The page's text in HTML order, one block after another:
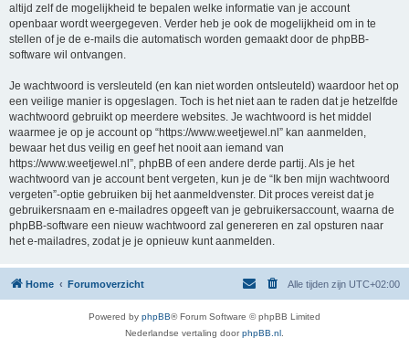
altijd zelf de mogelijkheid te bepalen welke informatie van je account
openbaar wordt weergegeven. Verder heb je ook de mogelijkheid om in te
stellen of je de e-mails die automatisch worden gemaakt door de phpBB-
software wil ontvangen.
Je wachtwoord is versleuteld (en kan niet worden ontsleuteld) waardoor het op
een veilige manier is opgeslagen. Toch is het niet aan te raden dat je hetzelfde
wachtwoord gebruikt op meerdere websites. Je wachtwoord is het middel
waarmee je op je account op “https://www.weetjewel.nl” kan aanmelden,
bewaar het dus veilig en geef het nooit aan iemand van
https://www.weetjewel.nl”, phpBB of een andere derde partij. Als je het
wachtwoord van je account bent vergeten, kun je de “Ik ben mijn wachtwoord
vergeten”-optie gebruiken bij het aanmeldvenster. Dit proces vereist dat je
gebruikersnaam en e-mailadres opgeeft van je gebruikersaccount, waarna de
phpBB-software een nieuw wachtwoord zal genereren en zal opsturen naar
het e-mailadres, zodat je je opnieuw kunt aanmelden.
Home Forumoverzicht Alle tijden zijn UTC+02:00
Powered by phpBB® Forum Software © phpBB Limited
Nederlandse vertaling doorphpBB.nl